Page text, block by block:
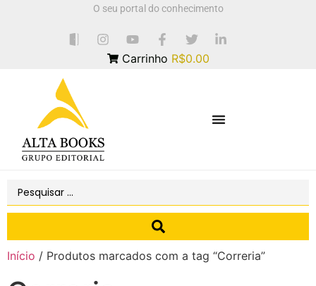
O seu portal do conhecimento
Carrinho R$0.00
Início / Produtos marcados com a tag “Correria”